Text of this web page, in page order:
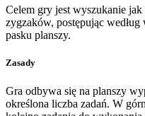
Celem gry jest wyszukanie jak
zygzaków, postępując
pasku planszy.
Zasady
Gra odbywa się na planszy
określona liczba zadań. W